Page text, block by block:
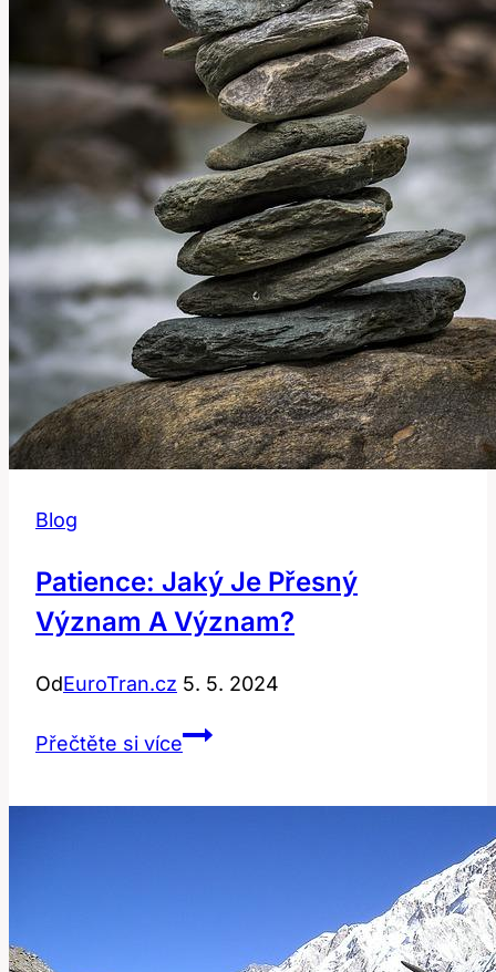
Blog
Patience: Jaký Je Přesný
Význam A Význam?
OdEuroTran.cz 5. 5. 2024
Přečtěte si vícePatience: